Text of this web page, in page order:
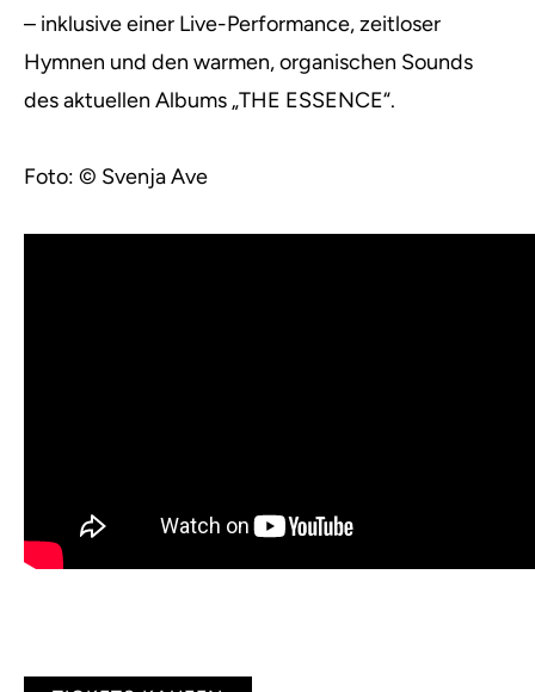
– inklusive einer Live-Performance, zeitloser
Hymnen und den warmen, organischen Sounds
des aktuellen Albums „THE ESSENCE“.
Foto: © Svenja Ave